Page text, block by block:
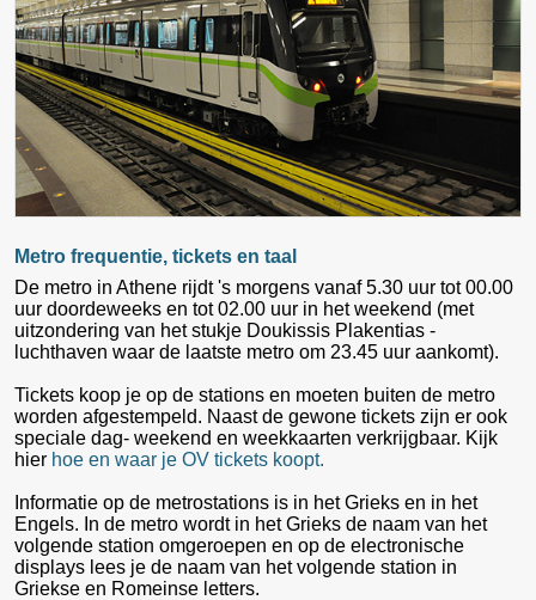
Metro frequentie, tickets en taal
De metro in Athene rijdt 's morgens vanaf 5.30 uur tot 00.00
uur doordeweeks en tot 02.00 uur in het weekend (met
uitzondering van het stukje Doukissis Plakentias -
luchthaven waar de laatste metro om 23.45 uur aankomt).
Tickets koop je op de stations en moeten buiten de metro
worden afgestempeld. Naast de gewone tickets zijn er ook
speciale dag- weekend en weekkaarten verkrijgbaar. Kijk
hier hoe en waar je OV tickets koopt.
Informatie op de metrostations is in het Grieks en in het
Engels. In de metro wordt in het Grieks de naam van het
volgende station omgeroepen en op de electronische
displays lees je de naam van het volgende station in
Griekse en Romeinse letters.